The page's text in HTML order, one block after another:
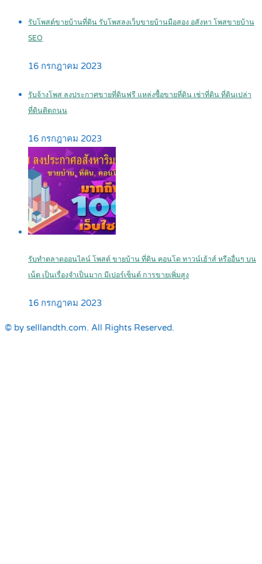
รับโพสต์ขายบ้านที่ดิน รับโพสลงเว็บขายบ้านมือสอง อสังหา โพสขายบ้าน
SEO
16 กรกฎาคม 2023
รับจ้างโพส ลงประกาศขายที่ดินฟรี แหล่งซื้อขายที่ดิน เช่าที่ดิน ที่ดินเปล่า
ที่ดินติดถนน
16 กรกฎาคม 2023
รับทำตลาดออนไลน์ โพสต์ ขายบ้าน ที่ดิน คอนโด ทาวน์เฮ้าส์ หรืออื่นๆ บน
เน็ต เป็นเรื่องจำเป็นมาก มีเปอร์เซ็นต์ การขายเพิ่มสูง
16 กรกฎาคม 2023
© by selllandth.com. All Rights Reserved.